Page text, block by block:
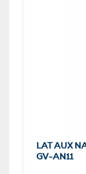
LAT AUX
GV-AN11